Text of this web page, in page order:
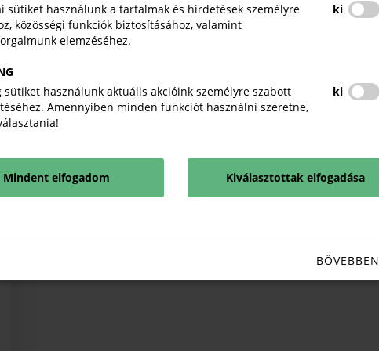
sütiket használunk a tartalmak és hirdetések személyre
közösségi funkciók biztosításához, valamint
elemzéséhez.
ki
sütiket használunk aktuális akcióink személyre szabott
Amennyiben minden funkciót használni szeretne,
ki
Mindent elfogadom Kiválasztottak elfogadása
BŐVEBBEN